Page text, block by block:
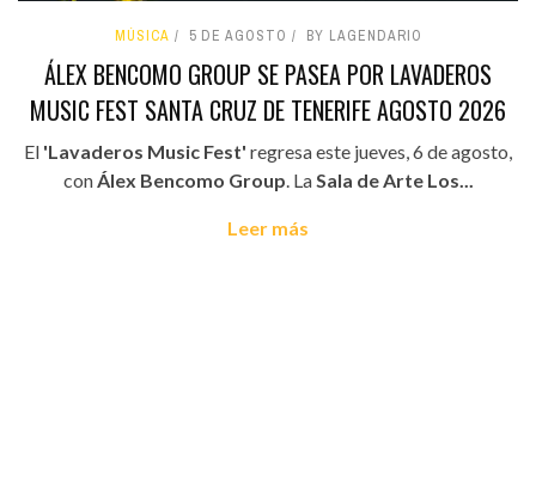
MÚSICA 5 DE AGOSTO BY LAGENDARIO
ÁLEX BENCOMO GROUP SE PASEA POR LAVADEROS
MUSIC FEST SANTA CRUZ DE TENERIFE AGOSTO 2026
El 'Lavaderos Music Fest' regresa este jueves, 6 de agosto,
conÁlex Bencomo Group. LaSala de Arte Los...
Leer más